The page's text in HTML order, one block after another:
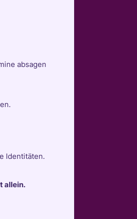
absagen
Identitäten.
allein.